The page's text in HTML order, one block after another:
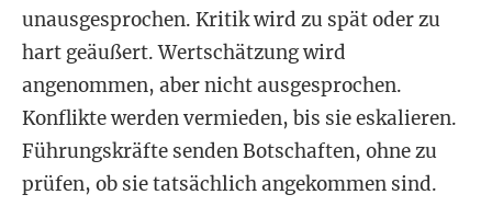
unausgesprochen. Kritik wird zu spät oder zu
hart geäußert. Wertschätzung wird
angenommen, aber nicht ausgesprochen.
Konflikte werden vermieden, bis sie eskalieren.
Führungskräfte senden Botschaften, ohne zu
prüfen, ob sie tatsächlich angekommen sind.